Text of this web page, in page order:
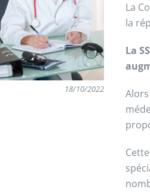
18/10/2022
La
la
La